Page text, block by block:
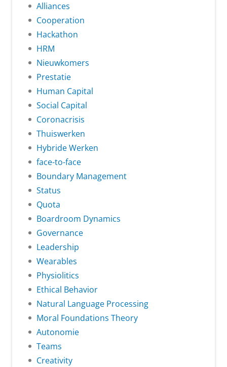
Alliances
Cooperation
Hackathon
HRM
Nieuwkomers
Prestatie
Human Capital
Social Capital
Coronacrisis
Thuiswerken
Hybride Werken
face-to-face
Boundary Management
Status
Quota
Boardroom Dynamics
Governance
Leadership
Wearables
Physiolitics
Ethical Behavior
Natural Language Processing
Moral Foundations Theory
Autonomie
Teams
Creativity